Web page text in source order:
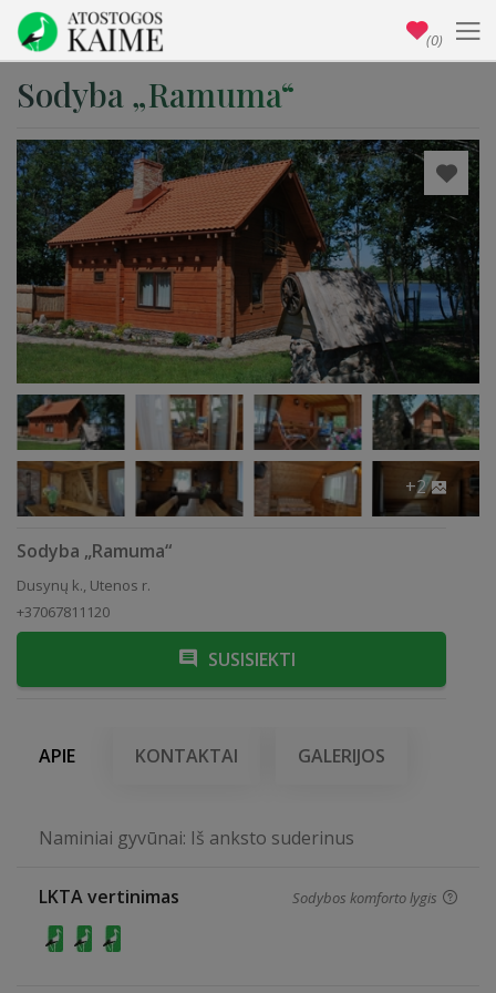
Sodyba „Ramuma“
+2
Sodyba „Ramuma“
Dusynų k., Utenos r.
+37067811120
SUSISIEKTI
APIE KONTAKTAI GALERIJOS
Naminiai gyvūnai: Iš anksto suderinus
LKTA vertinimas Sodybos komforto lygis
(0)